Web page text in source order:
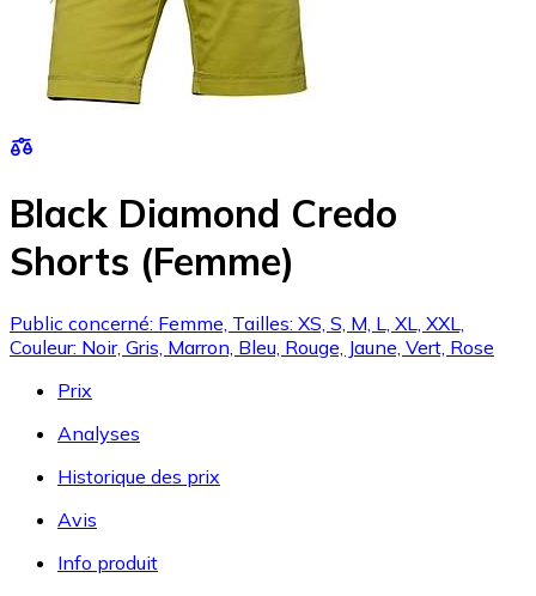
Black Diamond Credo
Shorts (Femme)
Public concerné: Femme, Tailles: XS, S, M, L, XL, XXL,
Couleur: Noir, Gris, Marron, Bleu, Rouge, Jaune, Vert, Rose
Prix
Analyses
Historique des prix
Avis
Info produit